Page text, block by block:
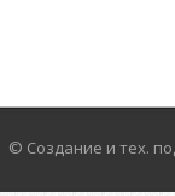
© Создание и тех.